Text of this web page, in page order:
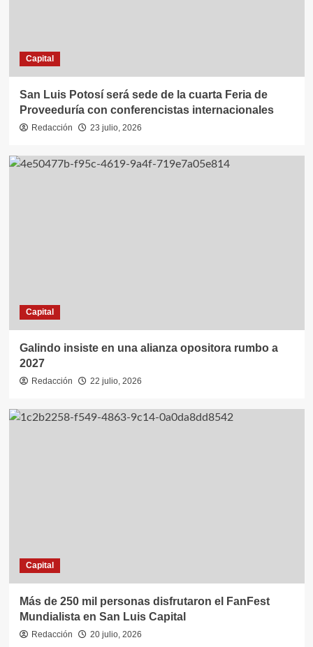
Capital
San Luis Potosí será sede de la cuarta Feria de
Proveeduría con conferencistas internacionales
Redacción 23 julio, 2026
Capital
Galindo insiste en una alianza opositora rumbo a
2027
Redacción 22 julio, 2026
Capital
Más de 250 mil personas disfrutaron el FanFest
Mundialista en San Luis Capital
Redacción 20 julio, 2026